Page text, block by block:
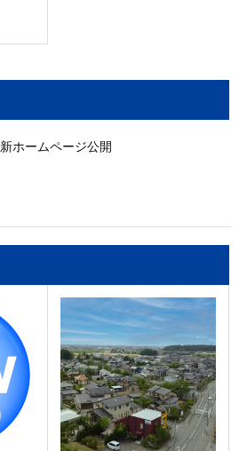
新ホームページ公開